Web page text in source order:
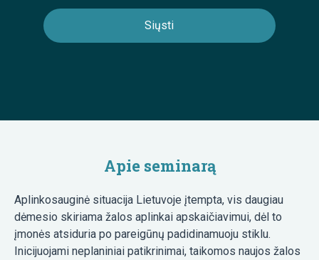
Apie seminarą
Aplinkosauginė situacija Lietuvoje įtempta, vis daugiau
dėmesio skiriama žalos aplinkai apskaičiavimui, dėl to
įmonės atsiduria po pareigūnų padidinamuoju stiklu.
Inicijuojami neplaniniai patikrinimai, taikomos naujos žalos